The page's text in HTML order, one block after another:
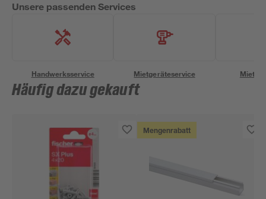
Unsere passenden Services
Handwerksservice Mietgeräteservice
Häufig dazu gekauft
Mengenrabatt